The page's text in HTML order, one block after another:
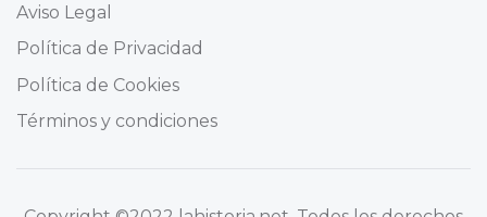
Aviso Legal
Política de Privacidad
Política de Cookies
Términos y condiciones